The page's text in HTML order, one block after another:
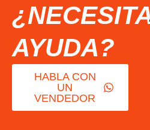
AYUDA?
HABLA CON
UN
VENDEDOR